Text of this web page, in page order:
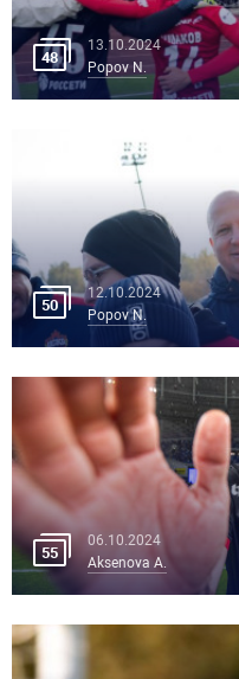
48
13.10.2024
Popov N.
50
12.10.2024
Popov N.
55
06.10.2024
Aksenova A.